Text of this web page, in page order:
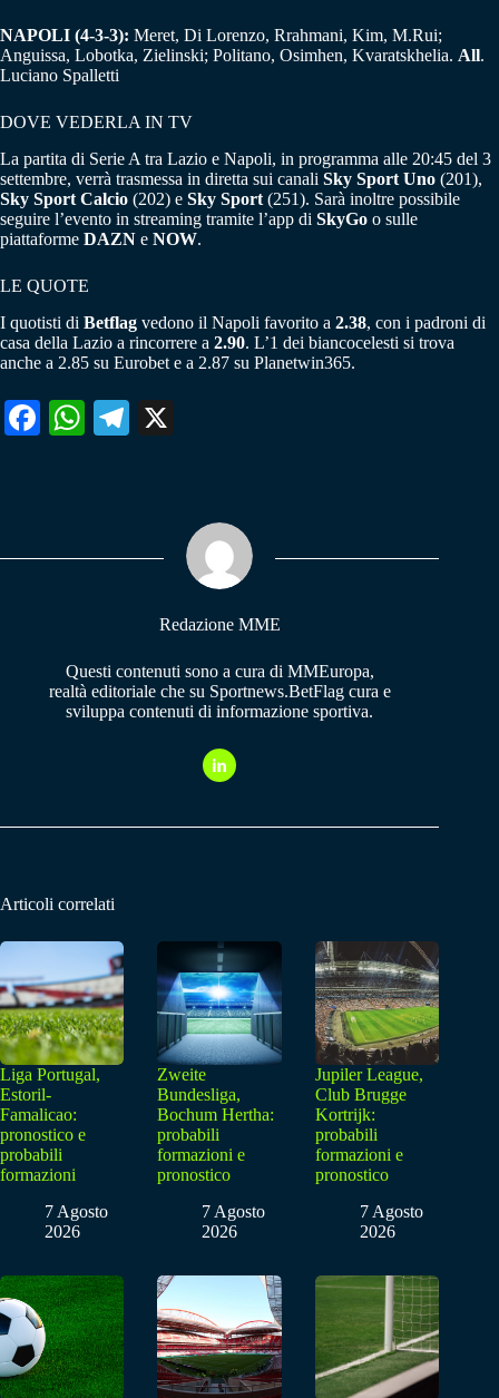
NAPOLI (4-3-3): Meret, Di Lorenzo, Rrahmani, Kim, M.Rui;
Anguissa, Lobotka, Zielinski; Politano, Osimhen, Kvaratskhelia. All.
Luciano Spalletti
DOVE VEDERLA IN TV
La partita di Serie A tra Lazio e Napoli, in programma alle 20:45 del 3
settembre, verrà trasmessa in diretta sui canali Sky Sport Uno (201),
Sky Sport Calcio (202) e Sky Sport (251). Sarà inoltre possibile
seguire l’evento in streaming tramite l’app di SkyGo o sulle
piattaforme DAZN e NOW.
LE QUOTE
I quotisti di Betflag vedono il Napoli favorito a 2.38, con i padroni di
casa della Lazio a rincorrere a 2.90. L’1 dei biancocelesti si trova
anche a 2.85 su Eurobet e a 2.87 su Planetwin365.
Fa W
pp
Te
m
Redazione MME
Questi contenuti sono a cura di MMEuropa,
realtà editoriale che su Sportnews.BetFlag cura e
sviluppa contenuti di informazione sportiva.
Articoli correlati
Liga Portugal,
Estoril-
Famalicao:
pronostico e
probabili
formazioni
7 Agosto
2026
Zweite
Bundesliga,
Bochum Hertha:
probabili
formazioni e
pronostico
7 Agosto
2026
Jupiler League,
Club Brugge
Kortrijk:
probabili
formazioni e
pronostico
7 Agosto
2026